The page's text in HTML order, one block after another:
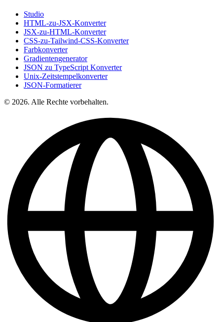
Studio
HTML-zu-JSX-Konverter
JSX-zu-HTML-Konverter
CSS-zu-Tailwind-CSS-Konverter
Farbkonverter
Gradientengenerator
JSON zu TypeScript Konverter
Unix-Zeitstempelkonverter
JSON-Formatierer
© 2026. Alle Rechte vorbehalten.